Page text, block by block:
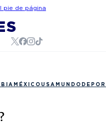
pie de página
MÉXICO USA MUNDO